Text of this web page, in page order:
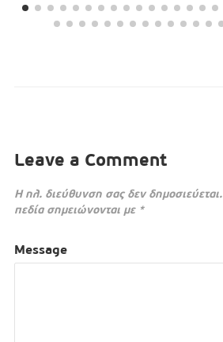
Leave a Comment
Η ηλ. διεύθυνση σας δεν δημοσιεύεται.
πεδία σημειώνονται με *
Message